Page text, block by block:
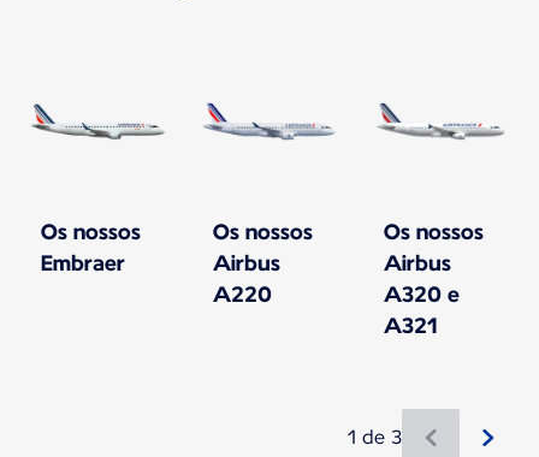
Os nossos
Embraer
Os nossos
Airbus
A220
Os nossos
Airbus
A320 e
A321
1 de 3